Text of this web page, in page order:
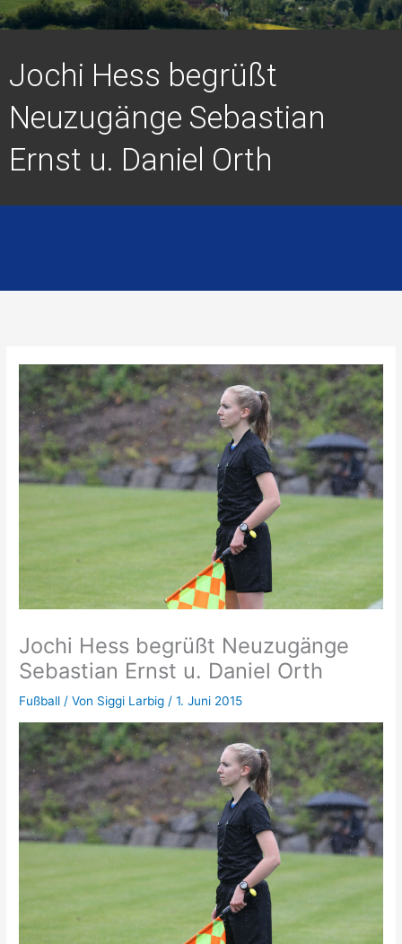
Jochi Hess begrüßt
Neuzugänge Sebastian
Ernst u. Daniel Orth
Jochi Hess begrüßt Neuzugänge
Sebastian Ernst u. Daniel Orth
Fußball / Von Siggi Larbig/1. Juni 2015